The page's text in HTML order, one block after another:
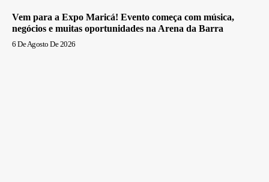
Vem para a Expo Maricá! Evento começa com música,
negócios e muitas oportunidades na Arena da Barra
6 De Agosto De 2026